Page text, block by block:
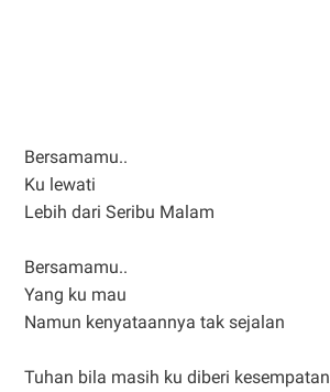
Bersamamu..
Ku lewati
Lebih dari Seribu Malam
Bersamamu..
Yang ku mau
Namun kenyataannya tak sejalan
Tuhan bila masih ku diberi kesempatan